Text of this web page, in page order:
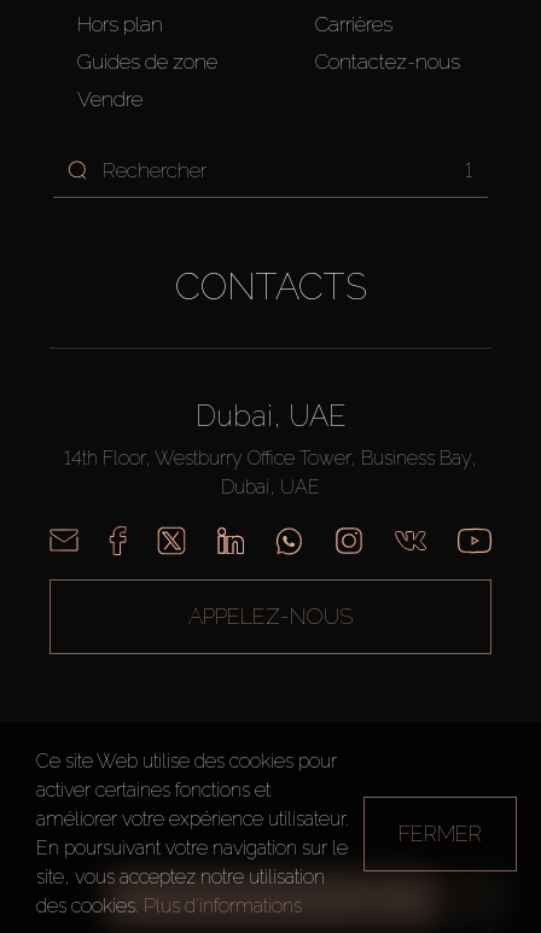
TOUS LES FILTRES
Hors plan
Guides de zone
Vendre
Carrières
Contactez-nous
1
CONTACTS
Dubai, UAE
14th Floor, Westburry Office Tower, Business Bay,
Dubai, UAE
APPELEZ-NOUS
AX CAPITAL ©2026 Tous droits réservés
Conditions d'utilisation
Politique de confidentialité Plan du site
Ce site Web utilise des cookies pour
activer certaines fonctions et
améliorer votre expérience utilisateur.
En poursuivant votre navigation sur le
site, vous acceptez notre utilisation
des cookies. Plus d'informations
FERMER